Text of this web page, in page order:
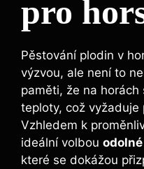
pro
Pěstování plodin v
výzvou, ale není to
paměti, že na
teploty, což vyžaduje
Vzhledem k
ideální volbou
které se dokážou